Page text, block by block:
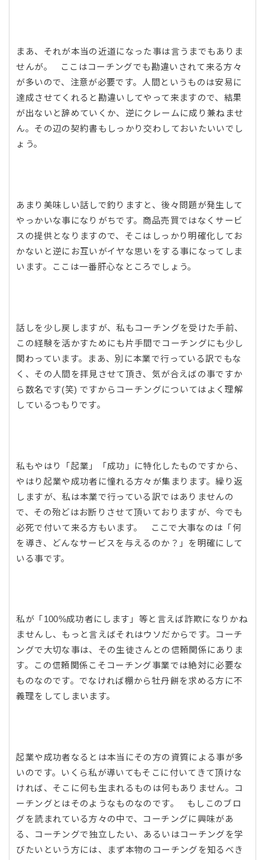
まあ、それが本当の近道になった事は言うまでもありま
せんが。 ここはコーチングでも勘違いされて来る方々
が多いので、注意が必要です。人間というものは安易に
達成させてくれると勘違いしてやって来ますので、結果
が出ないと辞めていくか、逆にクレームに成り兼ねませ
ん。その辺の契約書もしっかり交わしておいたいいでし
ょう。
あまり美味しい話しで釣りますと、後々問題が発生して
やっかいな事になりがちです。商品売買ではなくサービ
スの提供となりますので、そこはしっかり明確化してお
かないと逆にお互いがイヤな思いをする事になってしま
います。ここは一番肝心なところでしょう。
話しを少し戻しますが、私もコーチングを受けた手前、
この経験を活かすためにも片手間でコーチングにも少し
関わっています。まあ、別に本業で行っている訳でもな
く、その人間を拝見させて頂き、気が合えばの事ですか
ら数名です(笑) ですからコーチングについてはよく理解
しているつもりです。
私もやはり「起業」「成功」に特化したものですから、
やはり起業や成功者に憧れる方々が集まります。繰り返
しますが、私は本業で行っている訳ではありませんの
で、その殆どはお断りさせて頂いておりますが、今でも
必死で付いて来る方もいます。 ここで大事なのは「何
を導き、どんなサービスを与えるのか？」を明確にして
いる事です。
私が「100%成功者にします」等と言えば詐欺になりかね
ませんし、もっと言えばそれはウソだからです。コーチ
ングで大切な事は、その生徒さんとの信頼関係にありま
す。この信頼関係こそコーチング事業では絶対に必要な
ものなのです。でなければ棚から牡丹餅を求める方に不
義理をしてしまいます。
起業や成功者なるとは本当にその方の資質による事が多
いのです。いくら私が導いてもそこに付いてきて頂けな
ければ、そこに何も生まれるものは何もありません。コ
ーチングとはそのようなものなのです。 もしこのブロ
グを読まれている方々の中で、コーチングに興味があ
る、コーチングで独立したい、あるいはコーチングを学
びたいという方には、まず本物のコーチングを知るべき